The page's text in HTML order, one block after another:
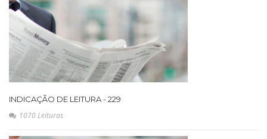
INDICAÇÃO DE LEITURA - 229
1070 Leituras